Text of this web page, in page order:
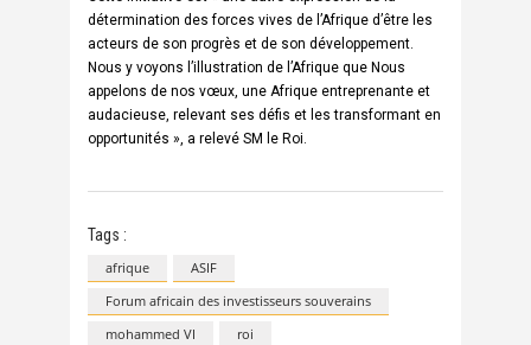
détermination des forces vives de l’Afrique d’être les
acteurs de son progrès et de son développement.
Nous y voyons l’illustration de l’Afrique que Nous
appelons de nos vœux, une Afrique entreprenante et
audacieuse, relevant ses défis et les transformant en
opportunités », a relevé SM le Roi.
Tags :
afrique
ASIF
Forum africain des investisseurs souverains
mohammed VI
roi